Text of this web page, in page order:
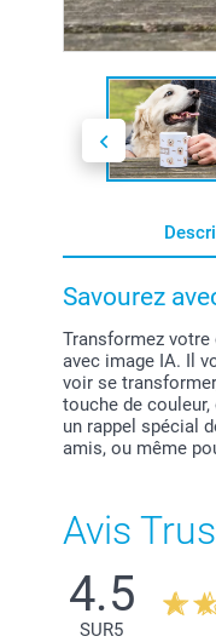
Savourez
Transformez
avec image IA. Il
voir se
touche de
un rappel spécial
amis, ou même
Avis
4.5
SUR5